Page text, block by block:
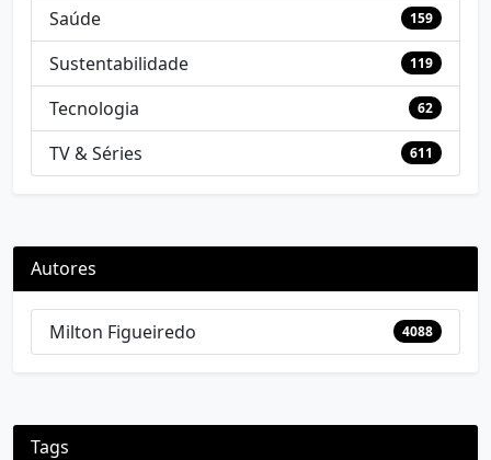
Saúde 159
Sustentabilidade 119
Tecnologia 62
TV & Séries 611
Autores
Milton Figueiredo 4088
Tags